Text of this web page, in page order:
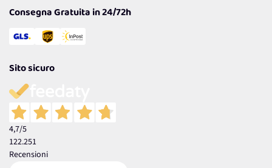
Consegna Gratuita in 24/72h
Sito sicuro
4,7/5
122.251
Recensioni